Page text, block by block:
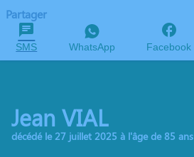
Partager
SMS WhatsApp Facebook
Jean VIAL
décédé le 27 juillet 2025 à l'âge de 85 ans